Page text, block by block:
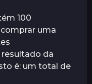
100
uma
da
é: um total de